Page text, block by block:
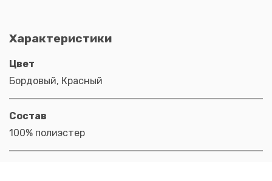
Характеристики
Цвет
Бордовый, Красный
Состав
100% полиэстер